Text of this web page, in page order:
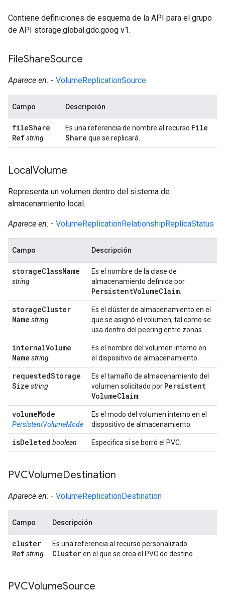
Contiene definiciones de esquema de la API para el grupo
de API storage.global.gdc.goog v1.
FileShareSource
Aparece en: - VolumeReplicationSource
Campo Descripción
fileShare
Refstring
Es una referencia de nombre al recurso File
Share que se replicará.
LocalVolume
Representa un volumen dentro del sistema de
almacenamiento local.
Aparece en: - VolumeReplicationRelationshipReplicaStatus
Campo Descripción
storageClassName
string
Es el nombre de la clase de
almacenamiento definida por
PersistentVolumeClaim
storageCluster
Name string
Es el clúster de almacenamiento en el
que se asignó el volumen, tal como se
usa dentro del peering entre zonas.
internalVolume
Name string
Es el nombre del volumen interno en
el dispositivo de almacenamiento.
requestedStorage
Size string
Es el tamaño de almacenamiento del
volumen solicitado por Persistent
VolumeClaim
volumeMode
PersistentVolumeMode
Es el modo del volumen interno en el
dispositivo de almacenamiento.
isDeleted boolean Especifica si se borró el PVC.
PVCVolumeDestination
Aparece en: - VolumeReplicationDestination
Campo Descripción
cluster
Refstring
Es una referencia al recurso personalizado
Clusteren el que se crea el PVC de destino.
PVCVolumeSource